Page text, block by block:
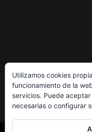
Utilizamos cookies
funcionamiento de la
servicios. Puede
necesarias o configurar